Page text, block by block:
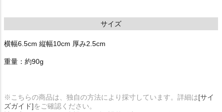
サイズ
横幅6.5cm 縦幅10cm 厚み2.5cm
重量：約90g
※こちらの商品は、独自の方法により採寸しています。詳細は[サイ
ズガイド]をご確認ください。